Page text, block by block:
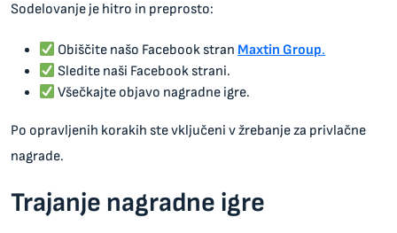
Sodelovanje je hitro in preprosto:
Obiščite našo Facebook stran Maxtin Group.
Sledite naši Facebook strani.
Všečkajte objavo nagradne igre.
Po opravljenih korakih ste vključeni v žrebanje za privlačne
nagrade.
Trajanje nagradne igre